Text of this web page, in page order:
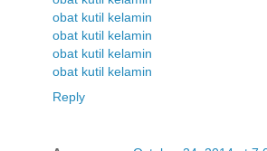
obat kutil kelamin
obat kutil kelamin
obat kutil kelamin
obat kutil kelamin
Reply